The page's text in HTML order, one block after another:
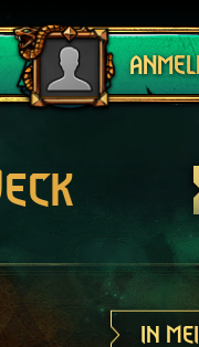
Abmelden
IN